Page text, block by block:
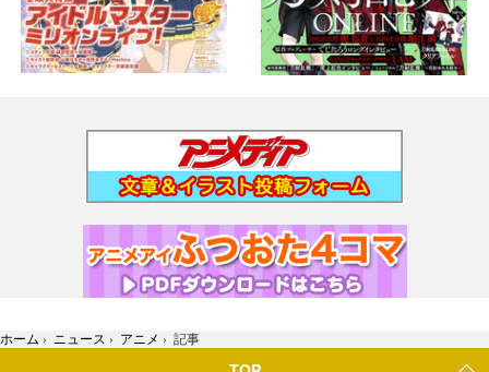
ホーム › ニュース › アニメ › 記事